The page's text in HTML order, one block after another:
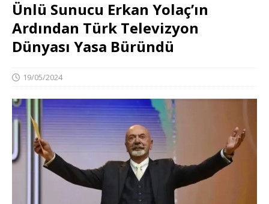
Ünlü Sunucu Erkan Yolaç’ın
Ardından Türk Televizyon
Dünyası Yasa Büründü
19/05/2024